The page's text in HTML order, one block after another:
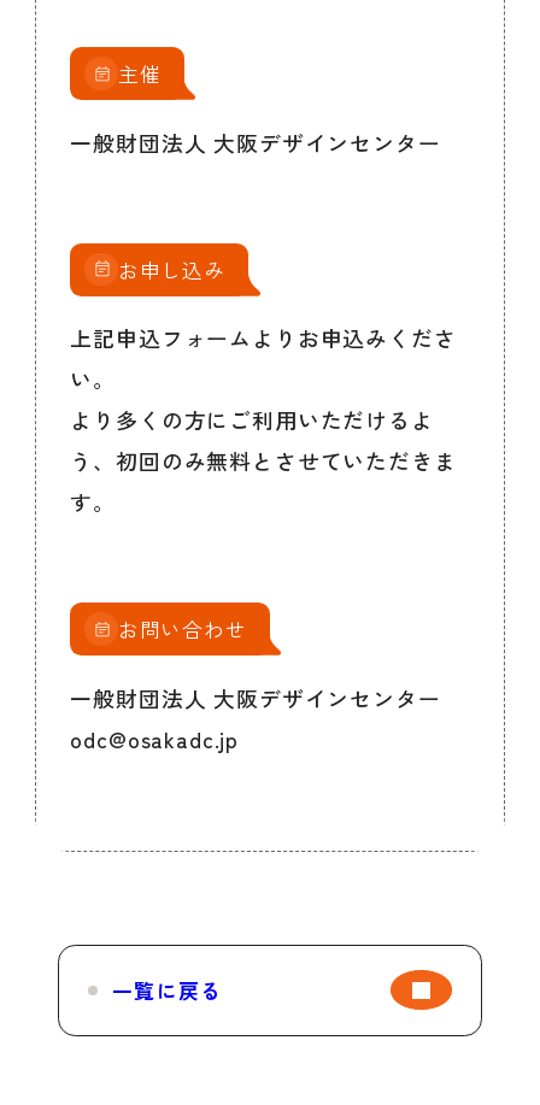
主催
一般財団法人 大阪デザインセンター
お申し込み
上記申込フォームよりお申込みくださ
い。
より多くの方にご利用いただけるよ
う、初回のみ無料とさせていただきま
す。
お問い合わせ
一般財団法人 大阪デザインセンター
odc@osakadc.jp
一覧に戻る